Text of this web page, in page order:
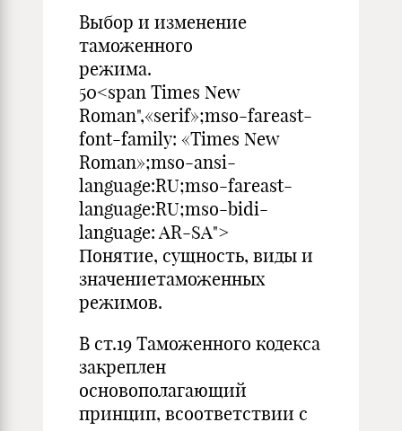
Выбор и изменение
таможенного
50<span Times New
Roman",«serif»;mso-fareast-
font-family: «Times New
Roman»;mso-ansi-
language:RU;mso-fareast-
language:RU;mso-bidi-
language: AR-SA">
Понятие, сущность, виды и
значениетаможенных
режимов.
В ст.19 Таможенного кодекса
закреплен
основополагающий
принцип, всоответствии с